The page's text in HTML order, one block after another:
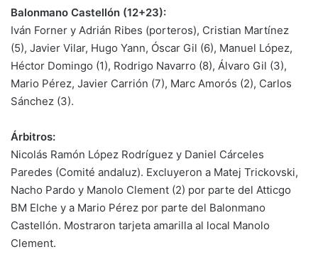
Balonmano Castellón (12+23):
Iván Forner y Adrián Ribes (porteros), Cristian Martínez
(5), Javier Vilar, Hugo Yann, Óscar Gil (6), Manuel López,
Héctor Domingo (1), Rodrigo Navarro (8), Álvaro Gil (3),
Mario Pérez, Javier Carrión (7), Marc Amorós (2), Carlos
Sánchez (3).
Árbitros:
Nicolás Ramón López Rodríguez y Daniel Cárceles
Paredes (Comité andaluz). Excluyeron a Matej Trickovski,
Nacho Pardo y Manolo Clement (2) por parte del Atticgo
BM Elche y a Mario Pérez por parte del Balonmano
Castellón. Mostraron tarjeta amarilla al local Manolo
Clement.